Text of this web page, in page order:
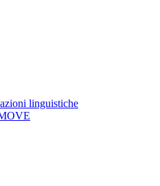
linguistiche